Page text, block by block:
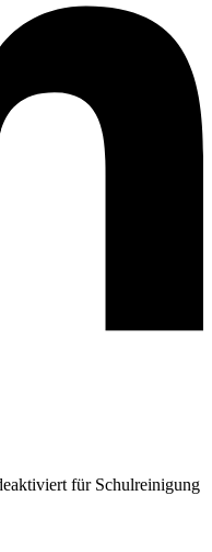
für Schulreinigung